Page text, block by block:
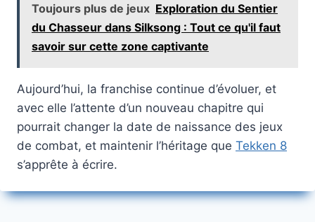
Toujours plus de jeux Exploration du Sentier
du Chasseur dans Silksong : Tout ce qu'il faut
savoir sur cette zone captivante
Aujourd’hui, la franchise continue d’évoluer, et
avec elle l’attente d’un nouveau chapitre qui
pourrait changer la date de naissance des jeux
de combat, et maintenir l’héritage que Tekken 8
s’apprête à écrire.